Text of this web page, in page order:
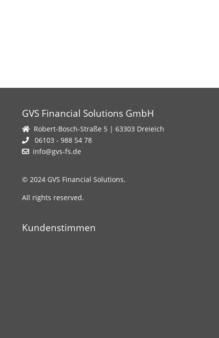
GVS Financial Solutions GmbH
Robert-Bosch-Straße 5 | 63303 Dreieich
06103 - 988 54 78
info@gvs-fs.de
© 2024 GVS Financial Solutions.
All rights reserved.
Kundenstimmen